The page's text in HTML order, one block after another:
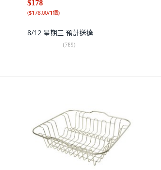
$178
($178.00/1個)
8/12 星期三 預計送達
(789)